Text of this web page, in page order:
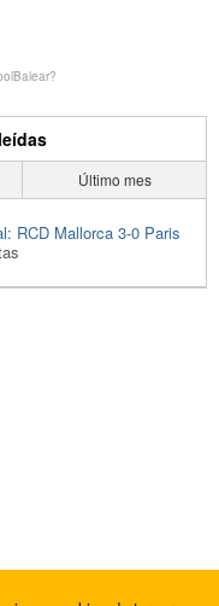
Último mes
RCD Mallorca 3-0 Paris